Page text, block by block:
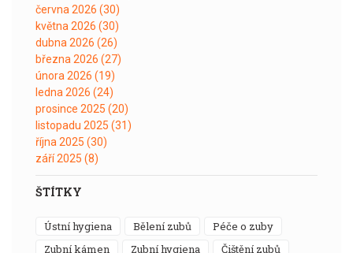
června 2026 (30)
května 2026 (30)
dubna 2026 (26)
března 2026 (27)
února 2026 (19)
ledna 2026 (24)
prosince 2025 (20)
listopadu 2025 (31)
října 2025 (30)
září 2025 (8)
ŠTÍTKY
ústní hygiena bělení zubů
péče o zuby
zubní kámen
zubní hygiena
čištění zubů